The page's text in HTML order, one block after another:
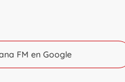
FM en Google